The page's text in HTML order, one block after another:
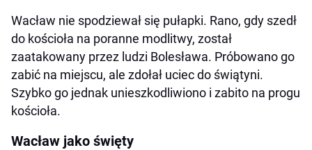
Wacław nie spodziewał się pułapki. Rano, gdy szedł
do kościoła na poranne modlitwy, został
zaatakowany przez ludzi Bolesława. Próbowano go
zabić na miejscu, ale zdołał uciec do świątyni.
Szybko go jednak unieszkodliwiono i zabito na progu
kościoła.
Wacław jako święty